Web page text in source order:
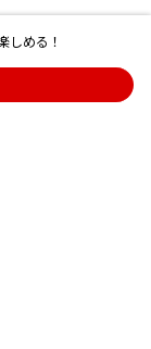
しめる！